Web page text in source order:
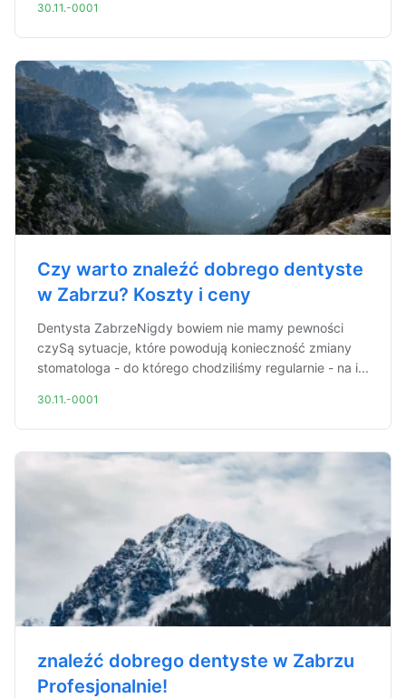
30.11.-0001
Czy warto znaleźć dobrego dentyste
w Zabrzu? Koszty i ceny
Dentysta ZabrzeNigdy bowiem nie mamy pewności
czySą sytuacje, które powodują konieczność zmiany
stomatologa - do którego chodziliśmy regularnie - na i...
30.11.-0001
znaleźć dobrego dentyste w Zabrzu
Profesjonalnie!